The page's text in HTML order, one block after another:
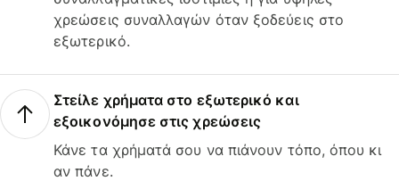
χρεώσεις συναλλαγών όταν ξοδεύεις στο
εξωτερικό.
Στείλε χρήματα στο εξωτερικό και
εξοικονόμησε στις χρεώσεις
Κάνε τα χρήματά σου να πιάνουν τόπο, όπου κι
αν πάνε.